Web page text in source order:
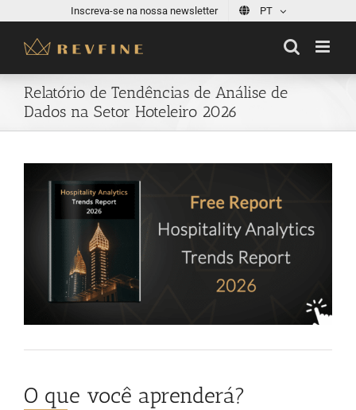
content
Inscreva-se na nossa newsletter PT
Relatório de Tendências de Análise de
Dados na Setor Hoteleiro 2026
O que você aprenderá?